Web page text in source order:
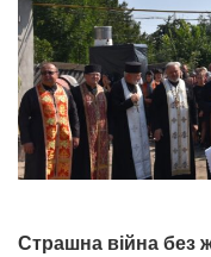
Страшна війна без